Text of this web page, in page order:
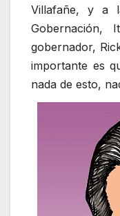
Villafañe, y a
Gobernación,
gobernador,
importante es
nada de esto,